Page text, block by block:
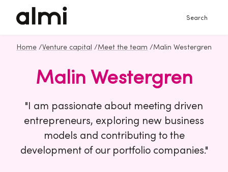
Search
Home /Venture capital /Meet the team /Malin Westergren
Malin Westergren
"I am passionate about meeting driven
entrepreneurs, exploring new business
models and contributing to the
development of our portfolio companies."